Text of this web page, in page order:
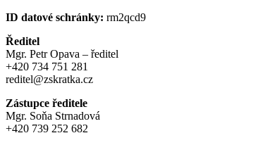
ID datové schránky: rm2qcd9
Ředitel
Mgr. Petr Opava – ředitel
+420 734 751 281
reditel@zskratka.cz
Zástupce ředitele
Mgr. Soňa Strnadová
+420 739 252 682